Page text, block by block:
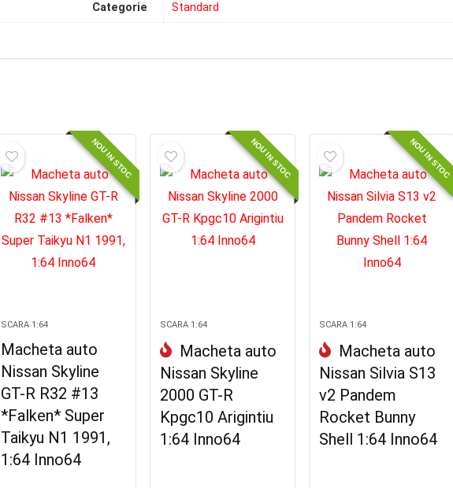
Categorie Standard
NOU IN STOC
SCARA 1:64
Macheta auto
Nissan Skyline
GT-R R32 #13
*Falken* Super
Taikyu N1 1991,
1:64 Inno64
NOU IN STOC
SCARA 1:64
Macheta auto
Nissan Skyline
2000 GT-R
Kpgc10 Arigintiu
1:64 Inno64
NOU IN STOC
SCARA 1:64
Macheta auto
Nissan Silvia S13
v2 Pandem
Rocket Bunny
Shell 1:64 Inno64